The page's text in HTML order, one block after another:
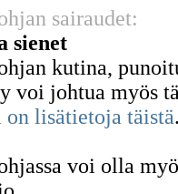
sairaudet:
sienet
kutina,
voi johtua myös
on lisätietoja täistä
voi olla